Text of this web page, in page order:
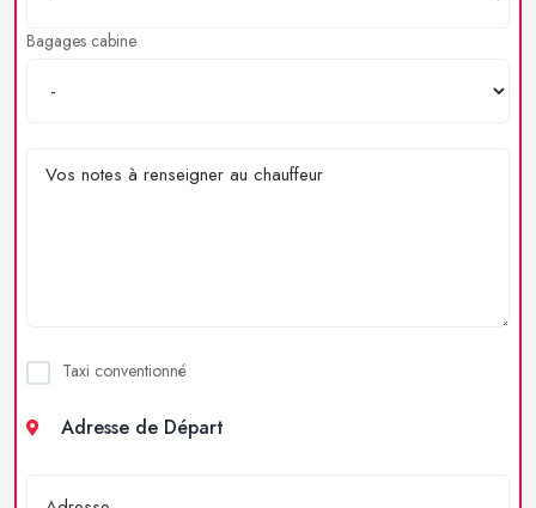
Bagages cabine
Taxi conventionné
Adresse de Départ